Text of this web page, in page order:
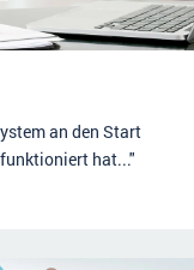
an den Start
hat..."